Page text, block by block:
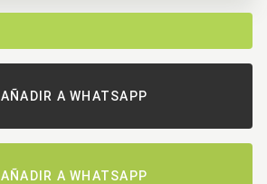
AÑADIR A WHATSAPP
AÑADIR A WHATSAPP